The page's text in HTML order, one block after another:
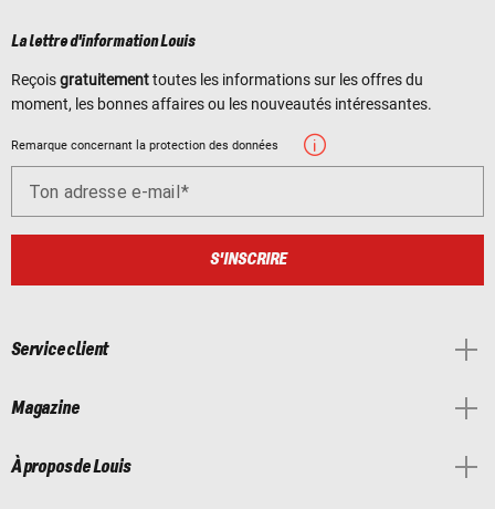
La lettre d'information Louis
Reçoisgratuitementtoutes les informations sur les offres du
moment, les bonnes affaires ou les nouveautés intéressantes.
Remarque concernant la protection des données
Ton adresse e-mail
S'INSCRIRE
Service client
Magazine
À propos de Louis